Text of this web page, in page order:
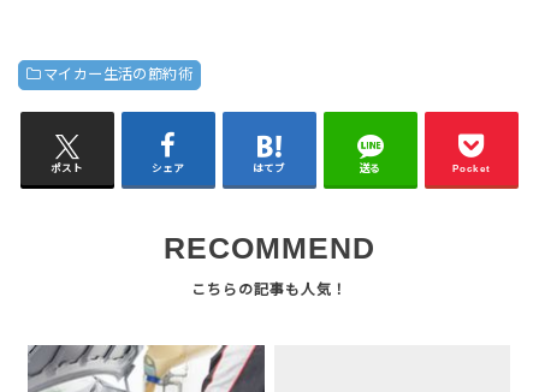
マイカー生活の節約術
ポスト シェア はてブ 送る Pocket
RECOMMEND